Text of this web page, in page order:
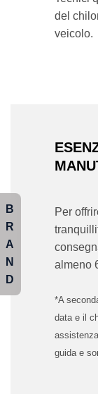
del
veicolo.
Per
almeno
*A
data e il
guida e
B
R
A
N
D